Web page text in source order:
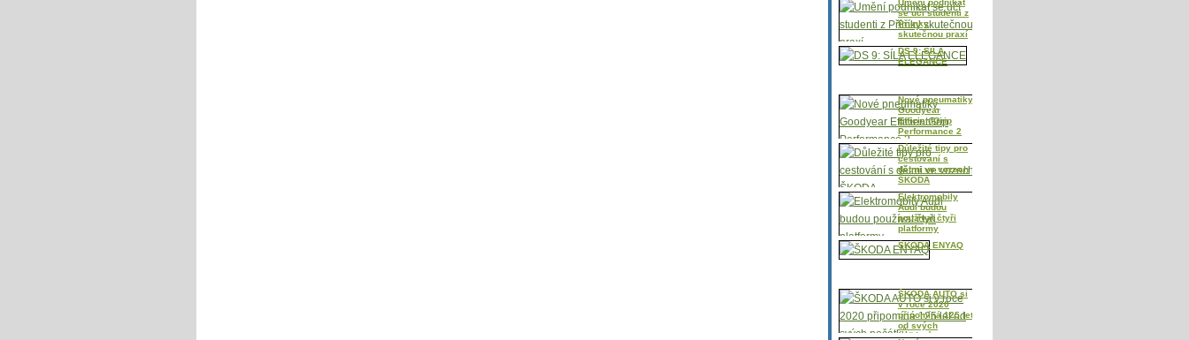
Umění podnikat
se učí studenti z
Přímky
skutečnou praxí
DS 9: SÍLA
ELEGANCE
Nové pneumatiky
Goodyear
EfficientGrip
Performance 2
Důležité tipy pro
cestování s
dětmi ve vozech
ŠKODA
Elektromobily
Audi budou
používat čtyři
platformy
ŠKODA ENYAQ
ŠKODA AUTO si
v roce 2020
připomíná 125 let
od svých
počátků